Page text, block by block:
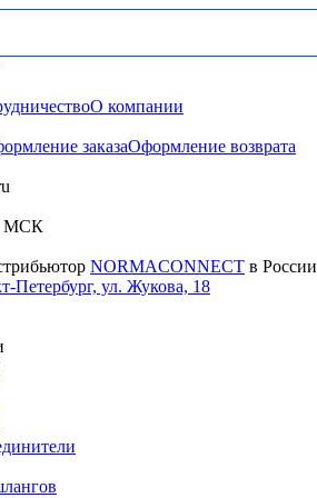
О компании
заказаОформление возврата
МСК
NORMACONNECT в России
Петербург, ул. Жукова, 18